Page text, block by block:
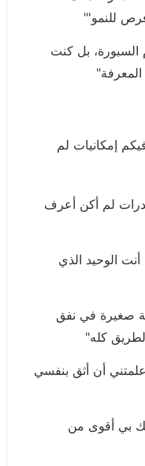
للنمو'"
بل كنت
إمكانيات لم
لم أكن أعرف
الوحيد الذي
صغيرة في نفق
كله"
أن أثق بنفسي
بي أقوى من